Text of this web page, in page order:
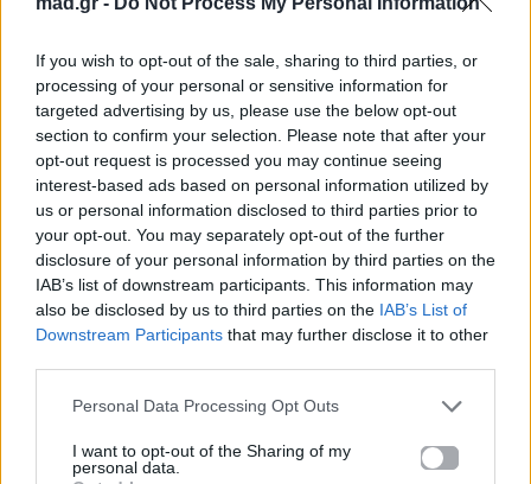
If you wish to opt-out of the sale, sharing to third parties, or
processing of your personal or sensitive information for
targeted advertising by us, please use the below opt-out
section to confirm your selection. Please note that after your
opt-out request is processed you may continue seeing
interest-based ads based on personal information utilized by
us or personal information disclosed to third parties prior to
your opt-out. You may separately opt-out of the further
disclosure of your personal information by third parties on the
IAB’s list of downstream participants. This information may
also be disclosed by us to third parties on the IAB’s List of
Downstream Participants that may further disclose it to other
Personal Data Processing Opt Outs
I want to opt-out of the Sharing of my
personal data.
Mad.gr στο Google
Ακολουθήστε το
Mad.gr στο MSN
Μοιράσου αυτό το άρθρο
Προηγούμενο Επόμενο